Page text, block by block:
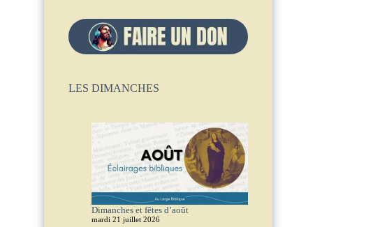
LES DIMANCHES
Dimanches et fêtes d’août
mardi 21 juillet 2026